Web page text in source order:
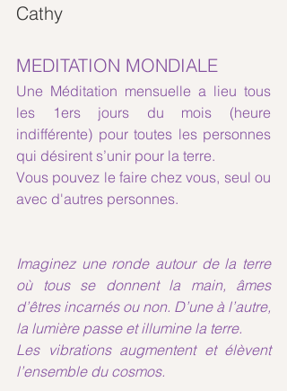
Cathy
MEDITATION MONDIALE
Une Méditation mensuelle a lieu tous
les 1ers jours du mois (heure
indifférente) pour toutes les personnes
qui désirent s’unir pour la terre.
Vous pouvez le faire chez vous, seul ou
avec d'autres personnes.
Imaginez une ronde autour de la terre
où tous se donnent la main, âmes
d’êtres incarnés ou non. D’une à l’autre,
la lumière passe et illumine la terre.
Les vibrations augmentent et élèvent
l’ensemble du cosmos.